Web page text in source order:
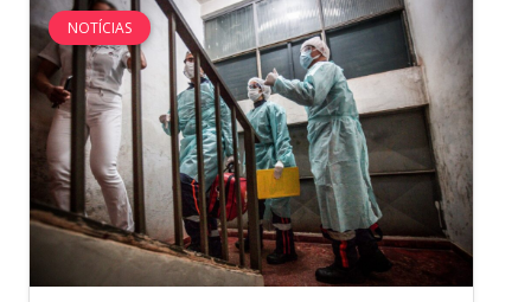
NOTÍCIAS